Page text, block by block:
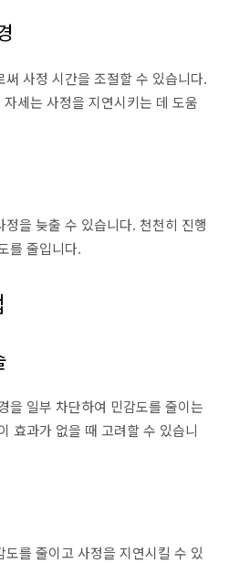
사정 시간을 조절할 수 있습니다.
세는 사정을 지연시키는 데 도움
을 늦출 수 있습니다. 천천히 진행
를 줄입니다.
을 일부 차단하여 민감도를 줄이는
효과가 없을 때 고려할 수 있습니
를 줄이고 사정을 지연시킬 수 있